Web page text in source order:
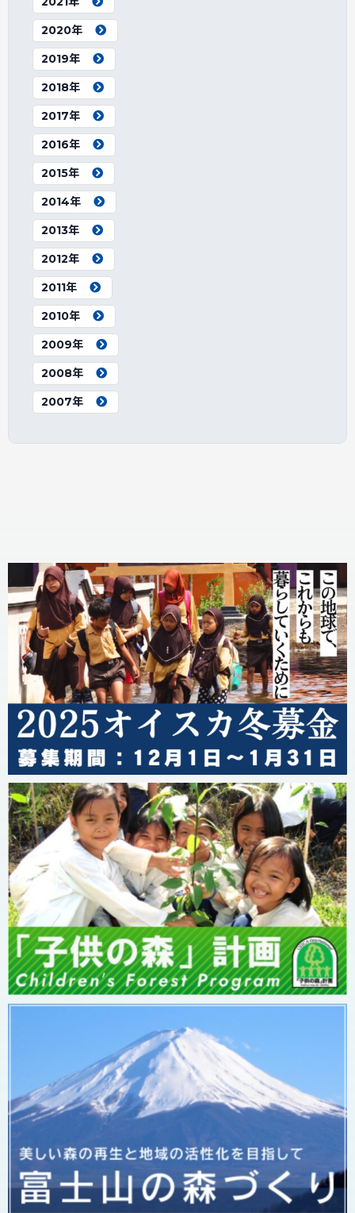
2020年
2019年
2018年
2017年
2016年
2015年
2014年
2013年
2012年
2011年
2010年
2009年
2008年
2007年